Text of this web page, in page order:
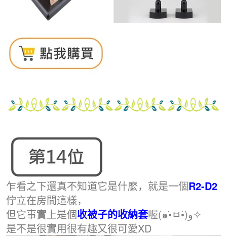
乍看之下還真不知道它是什麼，就是一個R2-D2
佇立在房間這樣，
但它事實上是個收被子的收納套
喔(๑•̀ㅂ•́)و✧
是不是很實用很有趣又很可愛XD